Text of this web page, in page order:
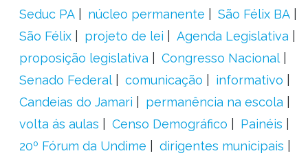
Seduc PA
núcleo permanente
São Félix BA
São Félix
projeto de lei
Agenda Legislativa
proposição legislativa
Congresso Nacional
Senado Federal
comunicação
informativo
Candeias do Jamari
permanência na escola
volta ás aulas
Censo Demográfico
Painéis
20º Fórum da Undime
dirigentes municipais